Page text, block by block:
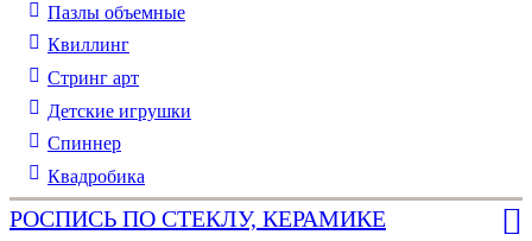
Пазлы объемные
Квиллинг
Стринг арт
Детские игрушки
Спиннер
Квадробика
РОСПИСЬ ПО СТЕКЛУ, КЕРАМИКЕ